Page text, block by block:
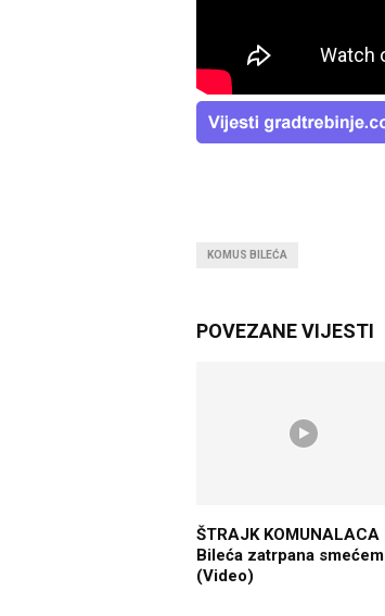
KOMUS BILEĆA
POVEZANE VIJESTI
ŠTRAJK KOMUNALACA
Bileća zatrpana smećem
(Video)